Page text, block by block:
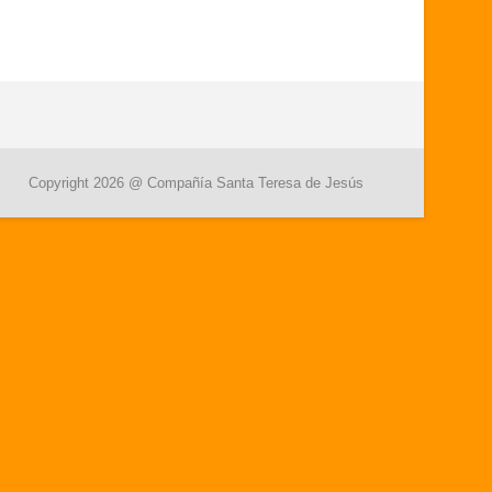
Copyright 2026 @ Compañía Santa Teresa de Jesús